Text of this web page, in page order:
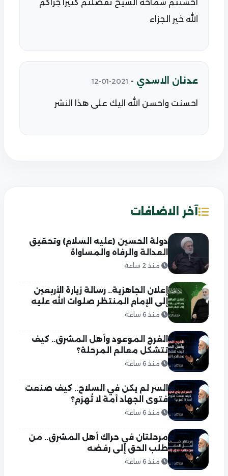
أحسنتم سماحة الشيخ تفضلتم كثيرا جزاكم
الله خير الجزاء
عدنان الاسدي -
2021-01-12
احسنت واحسن الله اليك على هذا النشر
آخر الاضافات
دولة الحسين (عليه السلام) وتحقيق
العدالة والرفاه والمساواة
منذ 2 ساعة
إعلان الجاهزية.. رسالة زيارة الأربعين
إلى الإمام المنتظر صلوات الله عليه
منذ 6 ساعة
الفرج الموعود وأهل المشرق.. كيف
تتشكل معالم المرحلة؟
منذ 6 ساعة
السر لم يكن في السلاح.. كيف صنعت
فتوى الجهاد أمة لا تُهزم؟
منذ 6 ساعة
مرحلتان في حراك أهل المشرق.. من
طلب الحق إلى رفضه
منذ 6 ساعة